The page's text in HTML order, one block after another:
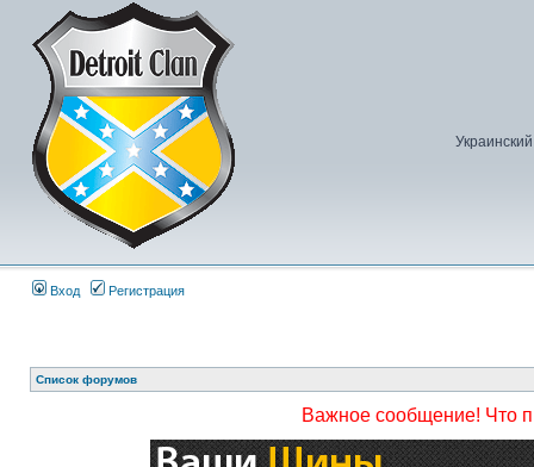
Вход Регистрация
Список форумов
Важное сообщение! Что